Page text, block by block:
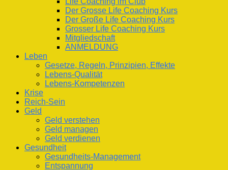
Der Grosse Life Coaching Kurs
Der Große Life Coaching Kurs
Grosser Life Coaching Kurs
Mitgliedschaft
ANMELDUNG
Leben
Gesetze, Regeln, Prinzipien, Effekte
Lebens-Qualität
Lebens-Kompetenzen
Krise
Reich-Sein
Geld
Geld verstehen
Geld managen
Geld verdienen
Gesundheit
Gesundheits-Management
Entspannung